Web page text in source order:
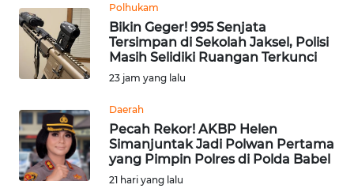
Polhukam
Bikin Geger! 995 Senjata
Tersimpan di Sekolah Jaksel, Polisi
Masih Selidiki Ruangan Terkunci
23 jam yang lalu
Daerah
Pecah Rekor! AKBP Helen
Simanjuntak Jadi Polwan Pertama
yang Pimpin Polres di Polda Babel
21 hari yang lalu
EKUIN
SAINS-TEKNO
INTERNASIONAL